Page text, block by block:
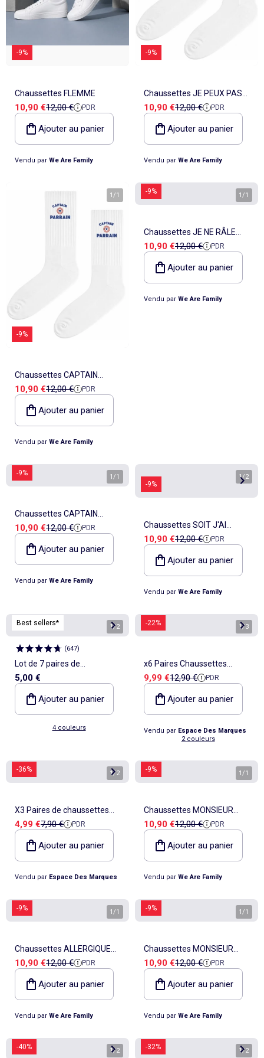
-9%
Chaussettes FLEMME
Prix de vente
10,90 €Prix de référence
12,00 € PDR
Ajouter au panier
Vendu par We Are Family
-9%
Chaussettes JE PEUX PAS
J'AI MATCH
Prix de vente
10,90 €Prix de référence
12,00 € PDR
Ajouter au panier
Vendu par We Are Family
-9%
1/1
Chaussettes CAPTAIN
PARRAIN
Prix de vente
10,90 €Prix de référence
12,00 € PDR
Ajouter au panier
Vendu par We Are Family
-9% 1/1
Chaussettes JE NE RÂLE
PAS JE M'EXPRIME
Prix de vente
10,90 €Prix de référence
12,00 € PDR
Ajouter au panier
Vendu par We Are Family
-9% 1 /1
Chaussettes CAPTAIN
TONTON
Prix de vente
10,90 €Prix de référence
12,00 € PDR
Ajouter au panier
Vendu par We Are Family
-9%
1/2
Chaussettes SOIT J'AI
RAISON SOIT TU AS TORT
Prix de vente
10,90 €Prix de référence
12,00 € PDR
Ajouter au panier
Vendu par We Are Family
Best sellers* 1/2
(647)
Lot de 7 paires de
chaussettes invisibles
5,00 €
Ajouter au panier
4 couleurs
-22% 1/3
x6 Paires Chaussettes
Homme Umbro Tennis
Prix de vente
9,99 €Prix de référence
12,90 € PDR
Ajouter au panier
Vendu par Espace Des Marques
2 couleurs
-36% 1/2
X3 Paires de chaussettes
Homme Airness
Prix de vente
4,99 €Prix de référence
7,90 € PDR
Ajouter au panier
Vendu par Espace Des Marques
-9% 1 /1
Chaussettes MONSIEUR
COSTAUD
Prix de vente
10,90 €Prix de référence
12,00 € PDR
Ajouter au panier
Vendu par We Are Family
-9% 1 /1
Chaussettes ALLERGIQUE
AU MATIN
Prix de vente
10,90 €Prix de référence
12,00 € PDR
Ajouter au panier
Vendu par We Are Family
-9% 1 /1
Chaussettes MONSIEUR
PARFAIT
Prix de vente
10,90 €Prix de référence
12,00 € PDR
Ajouter au panier
Vendu par We Are Family
-40% 1/2 -32% 1/2